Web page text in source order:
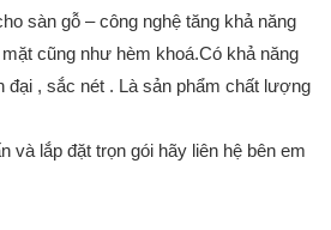
sàn gỗ – công nghệ tăng khả năng
cũng như hèm khoá.Có khả năng
đại , sắc nét . Là sản phẩm chất lượng
và lắp đặt trọn gói hãy liên hệ bên em